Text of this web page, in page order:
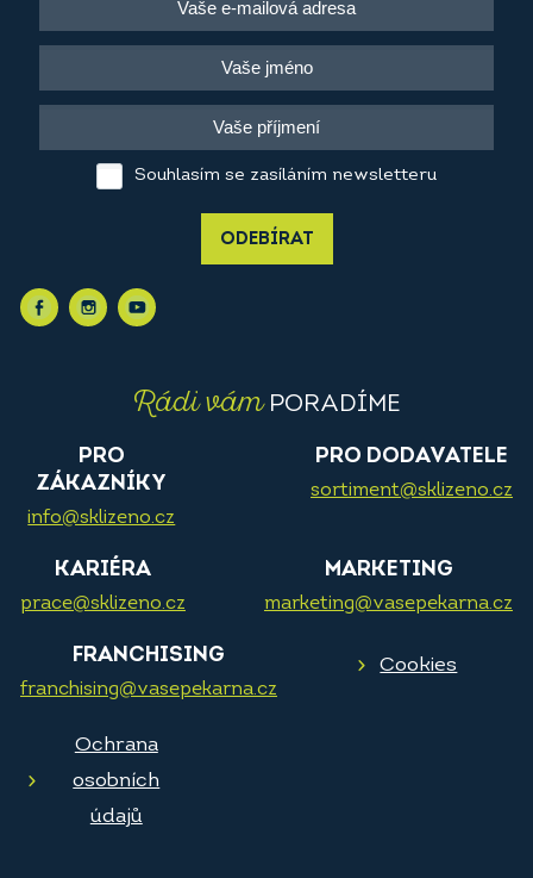
Souhlasím se zasíláním newsletteru
ODEBÍRAT
Rádi vámPORADÍME
PRO
ZÁKAZNÍKY
info@sklizeno.cz
PRO DODAVATELE
sortiment@sklizeno.cz
KARIÉRA
prace@sklizeno.cz
MARKETING
marketing@vasepekarna.cz
FRANCHISING
franchising@vasepekarna.cz
Cookies
Ochrana
osobních
údajů